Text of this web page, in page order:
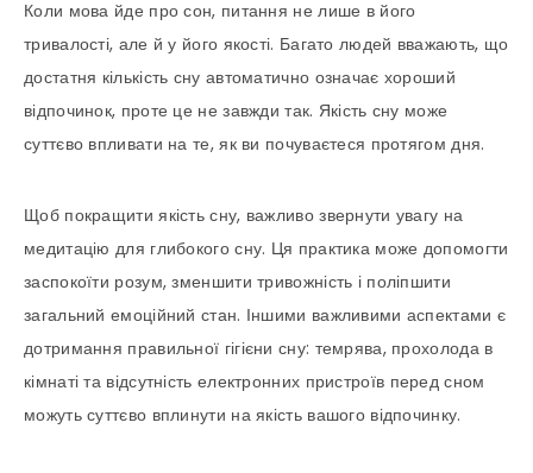
Коли мова йде про сон, питання не лише в його
тривалості, але й у його якості. Багато людей вважають, що
достатня кількість сну автоматично означає хороший
відпочинок, проте це не завжди так. Якість сну може
суттєво впливати на те, як ви почуваєтеся протягом дня.
Щоб покращити якість сну, важливо звернути увагу на
медитацію для глибокого сну. Ця практика може допомогти
заспокоїти розум, зменшити тривожність і поліпшити
загальний емоційний стан. Іншими важливими аспектами є
дотримання правильної гігієни сну: темрява, прохолода в
кімнаті та відсутність електронних пристроїв перед сном
можуть суттєво вплинути на якість вашого відпочинку.